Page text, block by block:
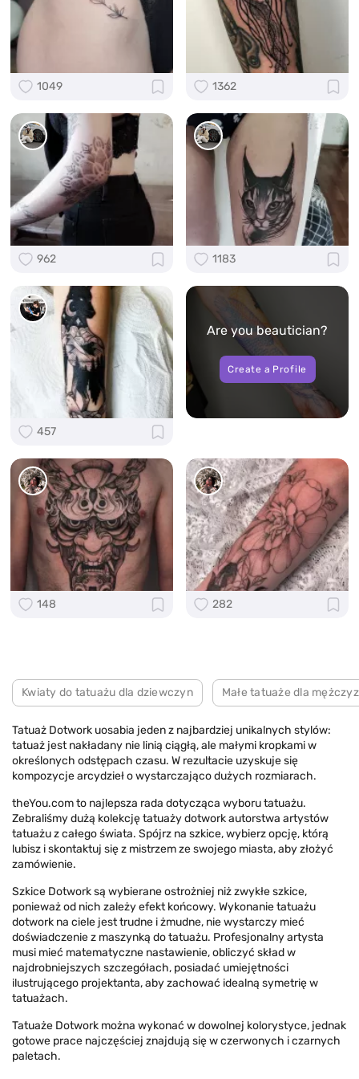
1049 1362
962 1183
457
Are you beautician?
Create a Profile
148 282
Kwiaty do tatuażu dla dziewczyn Małe tatuaże dla
Tatuaż Dotwork uosabia jeden z najbardziej unikalnych stylów:
tatuaż jest nakładany nie linią ciągłą, ale małymi kropkami w
określonych odstępach czasu. W rezultacie uzyskuje się
kompozycje arcydzieł o wystarczająco dużych rozmiarach.
theYou.com to najlepsza rada dotycząca wyboru tatuażu.
Zebraliśmy dużą kolekcję tatuaży dotwork autorstwa artystów
tatuażu z całego świata. Spójrz na szkice, wybierz opcję, którą
lubisz i skontaktuj się z mistrzem ze swojego miasta, aby złożyć
zamówienie.
Szkice Dotwork są wybierane ostrożniej niż zwykłe szkice,
ponieważ od nich zależy efekt końcowy. Wykonanie tatuażu
dotwork na ciele jest trudne i żmudne, nie wystarczy mieć
doświadczenie z maszynką do tatuażu. Profesjonalny artysta
musi mieć matematyczne nastawienie, obliczyć skład w
najdrobniejszych szczegółach, posiadać umiejętności
ilustrującego projektanta, aby zachować idealną symetrię w
tatuażach.
Tatuaże Dotwork można wykonać w dowolnej kolorystyce, jednak
gotowe prace najczęściej znajdują się w czerwonych i czarnych
paletach.